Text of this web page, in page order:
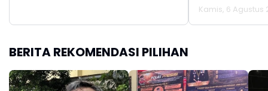
Kamis, 6 Agustus
BERITA REKOMENDASI PILIHAN